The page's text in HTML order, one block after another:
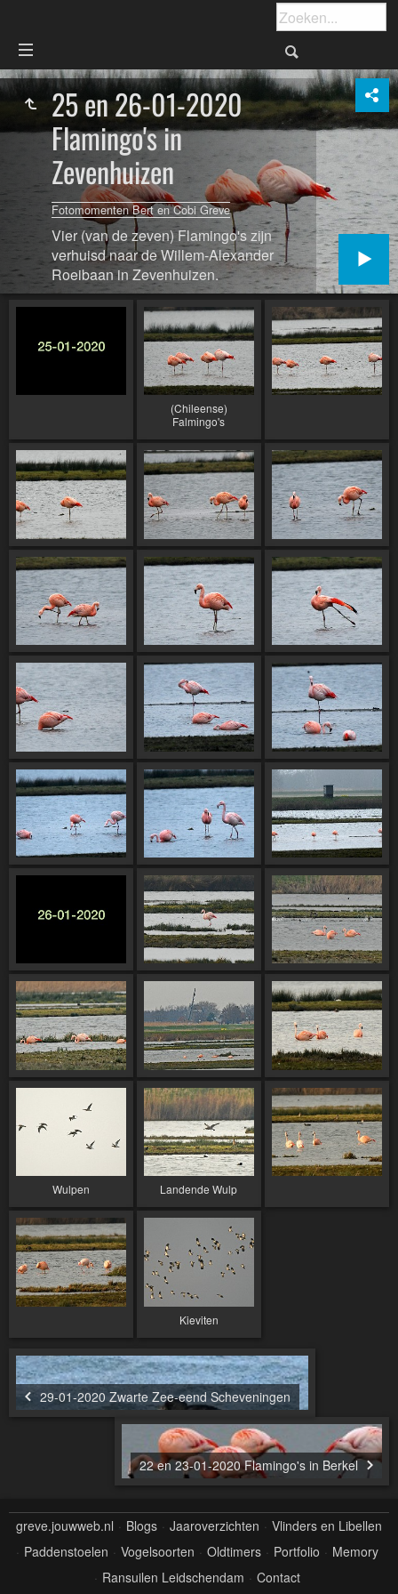
25 en 26-01-2020
Flamingo's in
Zevenhuizen
Fotomomenten Bert en Cobi Greve
Vier (van de zeven) Flamingo's zijn
verhuisd naar de Willem-Alexander
Roeibaan in Zevenhuizen.
(Chileense)
Falmingo's
Wulpen Landende Wulp
Kieviten
29-01-2020 Zwarte Zee-eend Scheveningen
22 en 23-01-2020 Flamingo's in Berkel
greve.jouwweb.nl Blogs Jaaroverzichten
Vlinders en Libellen
Paddenstoelen
Vogelsoorten Oldtimers Portfolio
Memory
Ransuilen Leidschendam
Contact